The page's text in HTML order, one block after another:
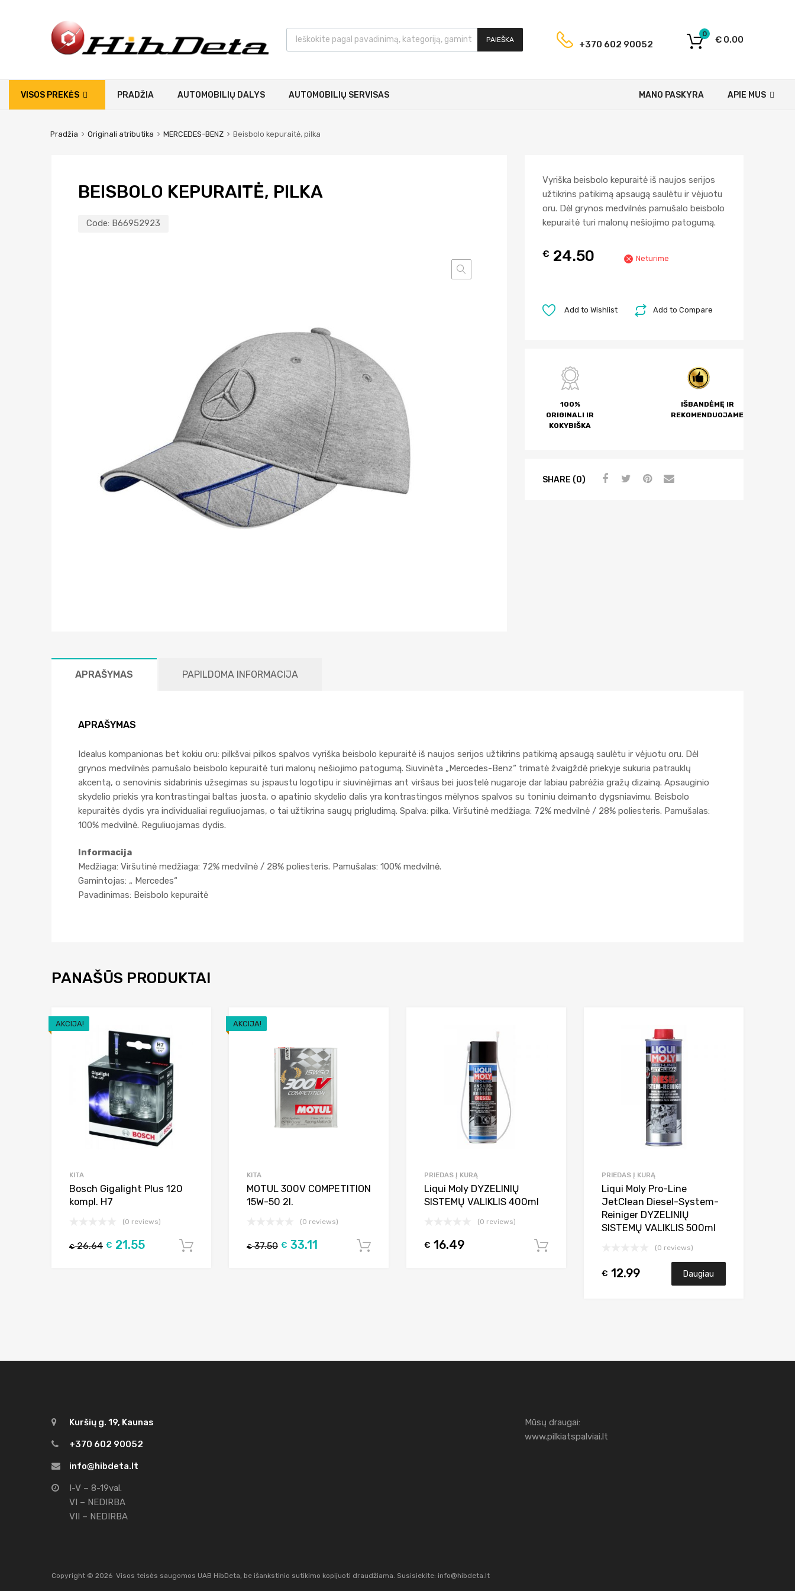
PAIEŠKA +370 602 90052 € 0.00
0
VISOS PREKĖS PRADŽIA AUTOMOBILIŲ DALYS AUTOMOBILIŲ SERVISAS APIE MUS
MANO PASKYRA
Pradžia Originali atributika MERCEDES-BENZ Beisbolo kepuraitė, pilka
BEISBOLO KEPURAITĖ, PILKA
Code: B66952923
Vyriška beisbolo kepuraitė iš naujos serijos
užtikrins patikimą apsaugą saulėtu ir vėjuotu
oru. Dėl grynos medvilnės pamušalo beisbolo
kepuraitė turi malonų nešiojimo patogumą.
€ 24.50 Neturime
Add to Compare
Add to Wishlist
100%
ORIGINALI IR
KOKYBIŠKA
IŠBANDĖMĘ IR
REKOMENDUOJAME
SHARE (0)
APRAŠYMAS PAPILDOMA INFORMACIJA
APRAŠYMAS
Idealus kompanionas bet kokiu oru: pilkšvai pilkos spalvos vyriška beisbolo kepuraitė iš naujos serijos užtikrins patikimą apsaugą saulėtu ir vėjuotu oru. Dėl
grynos medvilnės pamušalo beisbolo kepuraitė turi malonų nešiojimo patogumą. Siuvinėta „Mercedes-Benz“ trimatė žvaigždė priekyje sukuria patrauklų
akcentą, o senovinis sidabrinis užsegimas su įspaustu logotipu ir siuvinėjimas ant viršaus bei juostelė nugaroje dar labiau pabrėžia gražų dizainą. Apsauginio
skydelio priekis yra kontrastingai baltas juosta, o apatinio skydelio dalis yra kontrastingos mėlynos spalvos su toniniu deimanto dygsniavimu. Beisbolo
kepuraitės dydis yra individualiai reguliuojamas, o tai užtikrina saugų prigludimą. Spalva: pilka. Viršutinė medžiaga: 72% medvilnė / 28% poliesteris. Pamušalas:
100% medvilnė. Reguliuojamas dydis.
Informacija
Medžiaga: Viršutinė medžiaga: 72% medvilnė / 28% poliesteris. Pamušalas: 100% medvilnė.
Gamintojas: „ Mercedes“
Pavadinimas: Beisbolo kepuraitė
PANAŠŪS PRODUKTAI
AKCIJA!
Add to Wishlist
KITA
Bosch Gigalight Plus 120
kompl. H7
(0 reviews)
€26.64 € 21.55 Į krepšelį
AKCIJA!
KITA
MOTUL 300V COMPETITION
15W-50 2l.
(0 reviews)
€37.50 € 33.11 Į krepšelį
PRIEDAS Į KURĄ
Liqui Moly DYZELINIŲ
SISTEMŲ VALIKLIS 400ml
(0 reviews)
€ 16.49
PRIEDAS Į KURĄ
Liqui Moly Pro-Line
JetClean Diesel-System-
Reiniger DYZELINIŲ
SISTEMŲ VALIKLIS 500ml
(0 reviews)
€ 12.99 Daugiau
Kuršių g. 19, Kaunas
+370 602 90052
info@hibdeta.lt
I-V – 8-19val.
VI – NEDIRBA
VII – NEDIRBA
Mūsų draugai:
www.pilkiatspalviai.lt
Copyright © 2026 Visos teisės saugomos UAB HibDeta, be išankstinio sutikimo kopijuoti draudžiama. Susisiekite: info@hibdeta.lt